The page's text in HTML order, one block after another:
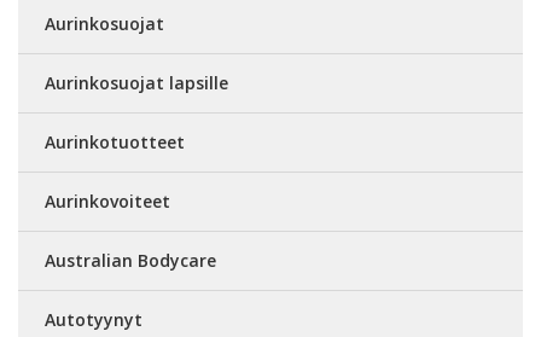
Aurinkosuojat
Aurinkosuojat lapsille
Aurinkotuotteet
Aurinkovoiteet
Australian Bodycare
Autotyynyt